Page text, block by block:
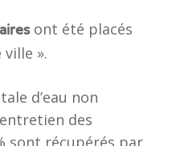
ont été placés
».
d’eau non
des
sont récupérés par